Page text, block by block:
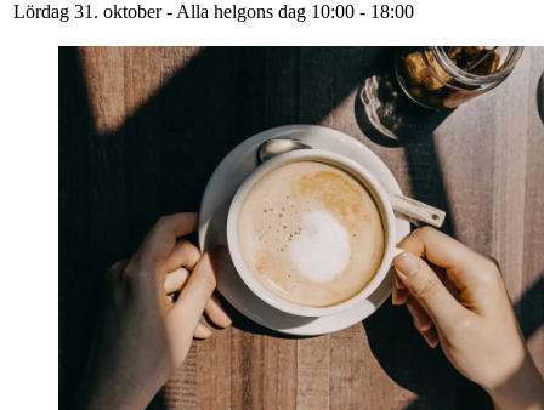
Lördag 31. oktober - Alla helgons dag 10:00 - 18:00